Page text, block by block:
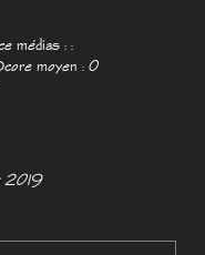
médias : :
moyen : 0
2019